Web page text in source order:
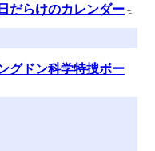
だらけのカレンダー
グドン科学特捜ボー